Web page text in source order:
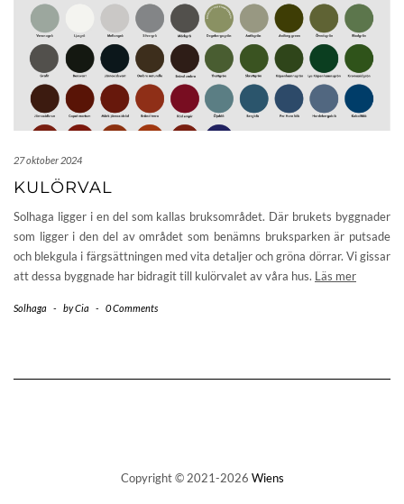
27 oktober 2024
KULÖRVAL
Solhaga ligger i en del som kallas bruksområdet. Där brukets byggnader
som ligger i den del av området som benämns bruksparken är putsade
och blekgula i färgsättningen med vita detaljer och gröna dörrar. Vi gissar
att dessa byggnade har bidragit till kulörvalet av våra hus. Läs mer
Solhaga - byCia - 0 Comments
Copyright © 2021-2026 Wiens